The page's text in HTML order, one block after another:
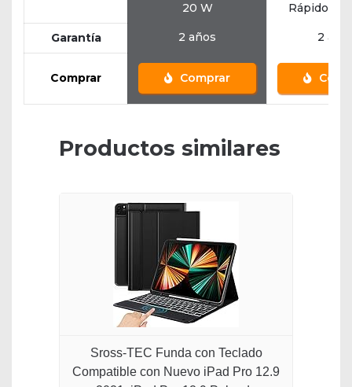
20 W
Rápido y
Garantía 2 años 2
Comprar Comprar
Productos similares
Sross-TEC Funda con Teclado
Compatible con Nuevo iPad Pro 12.9